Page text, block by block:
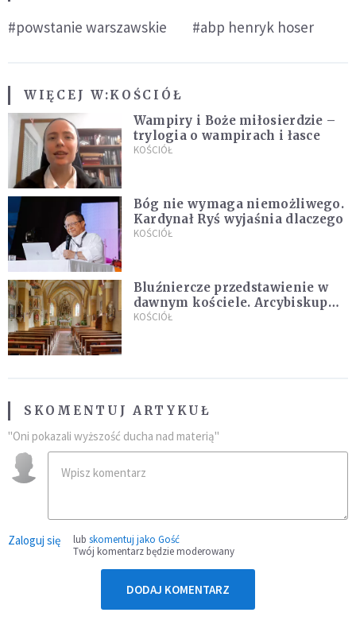
#powstanie warszawskie #abp henryk hoser
WIĘCEJ W:KOŚCIÓŁ
Wampiry i Boże miłosierdzie –
trylogia o wampirach i łasce
KOŚCIÓŁ
Bóg nie wymaga niemożliwego.
Kardynał Ryś wyjaśnia dlaczego
KOŚCIÓŁ
Bluźniercze przedstawienie w
dawnym kościele. Arcybiskup
stanowczo reaguje
KOŚCIÓŁ
SKOMENTUJ ARTYKUŁ
"Oni pokazali wyższość ducha nad materią"
Zaloguj się lub skomentuj jako Gość
Twój komentarz będzie moderowany
DODAJ KOMENTARZ